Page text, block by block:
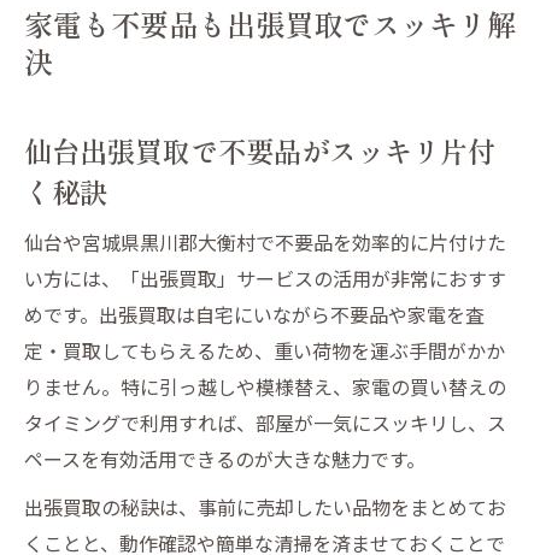
家電も不要品も出張買取でスッキリ解
決
仙台出張買取で不要品がスッキリ片付
く秘訣
仙台や宮城県黒川郡大衡村で不要品を効率的に片付けた
い方には、「出張買取」サービスの活用が非常におすす
めです。出張買取は自宅にいながら不要品や家電を査
定・買取してもらえるため、重い荷物を運ぶ手間がかか
りません。特に引っ越しや模様替え、家電の買い替えの
タイミングで利用すれば、部屋が一気にスッキリし、ス
ペースを有効活用できるのが大きな魅力です。
出張買取の秘訣は、事前に売却したい品物をまとめてお
くことと、動作確認や簡単な清掃を済ませておくことで